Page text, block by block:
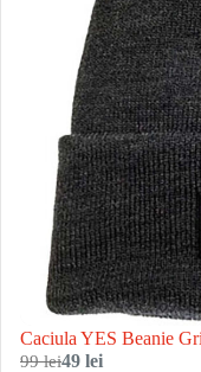
Caciula YES Beanie Gri
99 lei49 lei